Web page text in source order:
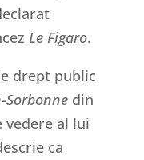
Le Figaro.
drept public
Sorbonnedin
vedere al lui
ca